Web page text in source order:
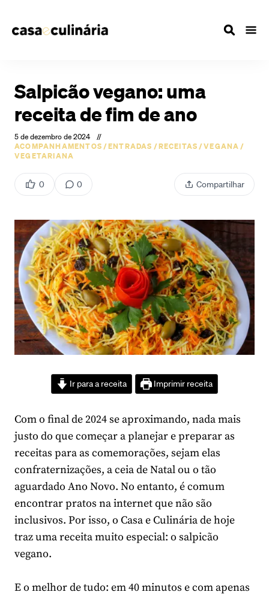
Salpicão vegano: uma
receita de fim de ano
5 de dezembro de 2024
//
ACOMPANHAMENTOS/ENTRADAS /RECEITAS/VEGANA/
VEGETARIANA
0 0 Compartilhar
Ir para a receita Imprimir receita
Com o final de 2024 se aproximando, nada mais
justo do que começar a planejar e preparar as
receitas para as comemorações, sejam elas
confraternizações, a ceia de Natal ou o tão
aguardado Ano Novo. No entanto, é comum
encontrar pratos na internet que não são
inclusivos. Por isso, o Casa e Culinária de hoje
traz uma receita muito especial: o salpicão
vegano.
E o melhor de tudo: em 40 minutos e com apenas